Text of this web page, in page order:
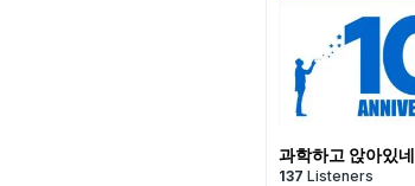
과학하고 앉아있네
137 Listeners